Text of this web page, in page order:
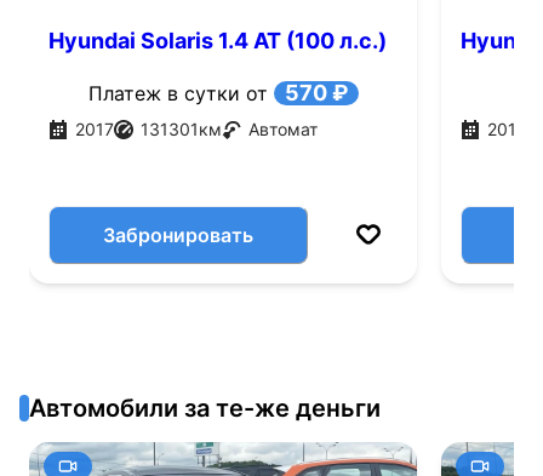
Hyundai Solaris 1.4 AT (100 л.с.)
Платеж в сутки от 570 ₽
2017 131301км Автомат
Забронировать
2015
Автомобили за те-же деньги